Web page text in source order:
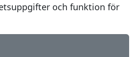
och funktion för